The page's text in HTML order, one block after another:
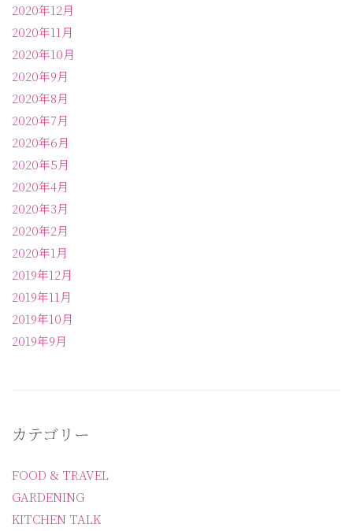
2020年12月
2020年11月
2020年10月
2020年9月
2020年8月
2020年7月
2020年6月
2020年5月
2020年4月
2020年3月
2020年2月
2020年1月
2019年12月
2019年11月
2019年10月
2019年9月
カテゴリー
FOOD & TRAVEL
GARDENING
KITCHEN TALK